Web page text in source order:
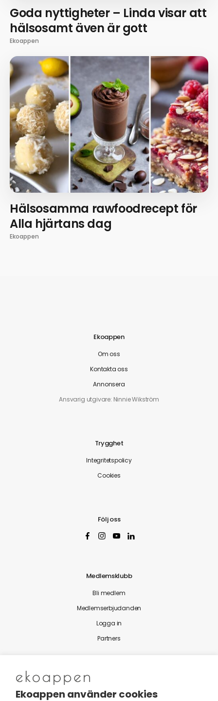
Goda nyttigheter – Linda visar att
hälsosamt även är gott
Ekoappen
Hälsosamma rawfoodrecept för
Alla hjärtans dag
Ekoappen
Ekoappen
Om oss
Kontakta oss
Annonsera
Ansvarig utgivare: Ninnie Wikström
Trygghet
Integritetspolicy
Cookies
Följ oss
Medlemsklubb
Bli medlem
Medlemserbjudanden
Logga in
Partners
Nytt från Ekoappen
Ekoappen använder cookies